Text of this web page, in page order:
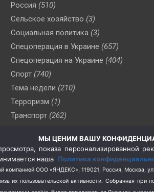
Россия (510)
Сельское хозяйство (3)
Социальная политика (3)
Спецоперация в Украине (657)
Спецоперация на Украине (404)
Спорт (740)
Тема недели (210)
Терроризм (1)
Транспорт (262)
(76)
Цены (2)
Школа и спорт (2)
Экология (8)
МЫ ЦЕНИМ ВАШУ
показа персонализированной
наша Политика
компанией ООО «ЯНДЕКС», 119021, Россия,
их пользовательской активности. Собранная при